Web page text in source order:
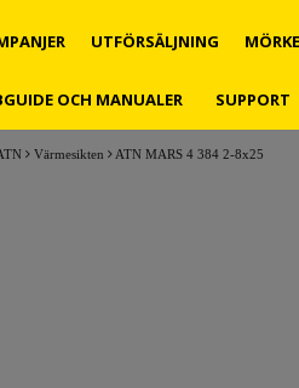
Värmesikten ATN MARS 4 384 2-8x25
UTFÖRSÄLJNING
OCH MANUALER SUPPORT